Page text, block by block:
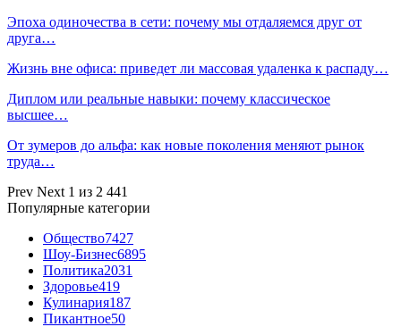
Эпоха одиночества в сети: почему мы отдаляемся друг от
друга…
Жизнь вне офиса: приведет ли массовая удаленка к распаду…
Диплом или реальные навыки: почему классическое
высшее…
От зумеров до альфа: как новые поколения меняют рынок
труда…
Prev Next 1 из 2 441
Популярные категории
Общество7427
Шоу-Бизнес6895
Политика2031
Здоровье419
Кулинария187
Пикантное50